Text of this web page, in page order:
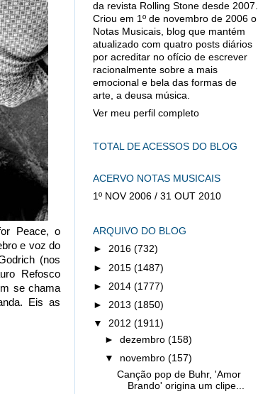
Peace, o
e voz do
(nos
Refosco
se chama
Eis as
da revista Rolling Stone desde 2007.
Criou em 1º de novembro de 2006 o
Notas Musicais, blog que mantém
atualizado com quatro posts diários
por acreditar no ofício de escrever
racionalmente sobre a mais
emocional e bela das formas de
arte, a deusa música.
Ver meu perfil completo
TOTAL DE ACESSOS DO BLOG
ACERVO NOTAS MUSICAIS
1º NOV 2006 / 31 OUT 2010
ARQUIVO DO BLOG
► 2016 (732)
► 2015 (1487)
► 2014 (1777)
► 2013 (1850)
▼ 2012 (1911)
►dezembro(158)
▼ novembro(157)
Canção pop de Buhr, 'Amor
Brando' origina um clipe...